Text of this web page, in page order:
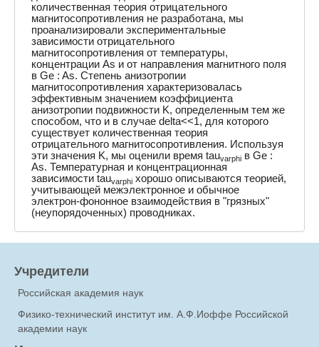
количественная теория отрицательного
магнитосопротивления не разработана, мы
проанализировали экспериментальные
зависимости отрицательного
магнитосопротивления от температуры,
концентрации As и от направления магнитного поля
в Ge : As. Степень анизотропии
магнитосопротивления характеризовалась
эффективным значением коэффициента
анизотропии подвижности K, определенным тем же
способом, что и в случае delta<<1, для которого
существует количественная теория
отрицательного магнитосопротивления. Используя
эти значения K, мы оценили время tauvarphi в Ge :
As. Температурная и концентрационная
зависимости tauvarphi хорошо описываются теорией,
учитывающей межэлектронное и обычное
электрон-фононное взаимодействия в "грязных"
(неупорядоченных) проводниках.
Учредители
Российская академия наук
Физико-технический институт им. А.Ф.Иоффе Российской
академии наук